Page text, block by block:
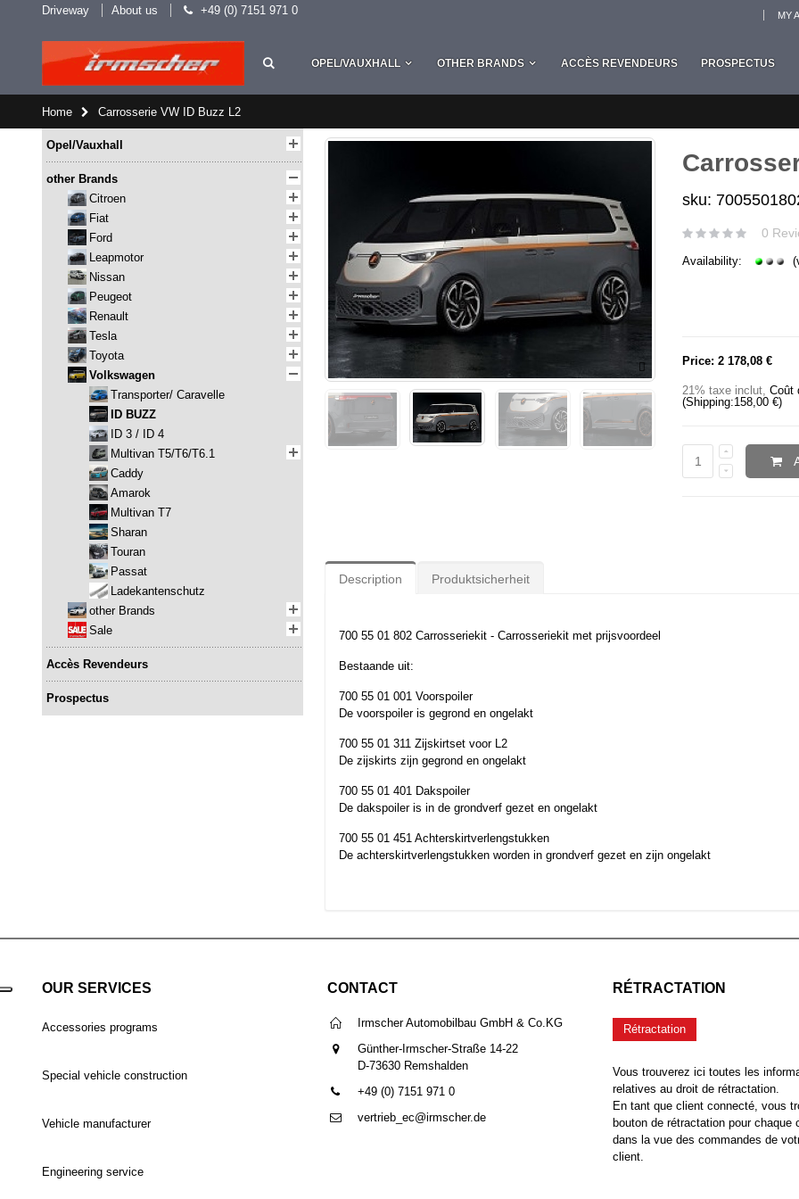
Driveway About us +49 (0) 7151 971 0 MY
OPEL/VAUXHALL OTHER BRANDS ACCÈS REVENDEURS PROSPECTUS
Home Carrosserie VW ID Buzz L2
sku:
0
Availability:
Price: 2 178,08 €
21% taxe inclut,Coût
(Shipping:158,00 €)
Description Produktsicherheit
700 55 01 802 Carrosseriekit - Carrosseriekit met prijsvoordeel
Bestaande uit:
700 55 01 001 Voorspoiler
De voorspoiler is gegrond en ongelakt
700 55 01 311 Zijskirtset voor L2
De zijskirts zijn gegrond en ongelakt
700 55 01 401 Dakspoiler
De dakspoiler is in de grondverf gezet en ongelakt
700 55 01 451 Achterskirtverlengstukken
De achterskirtverlengstukken worden in grondverf gezet en zijn ongelakt
Opel/Vauxhall
other Brands
Citroen
Fiat
Ford
Leapmotor
Nissan
Peugeot
Renault
Tesla
Toyota
Volkswagen
Transporter/ Caravelle
ID BUZZ
ID 3 / ID 4
Multivan T5/T6/T6.1
Caddy
Amarok
Multivan T7
Sharan
Touran
Passat
Ladekantenschutz
other Brands
Sale
Accès Revendeurs
Prospectus
OUR SERVICES
Accessories programs
Special vehicle construction
Vehicle manufacturer
Engineering service
CONTACT
Irmscher Automobilbau GmbH & Co.KG
Günther-Irmscher-Straße 14-22
D-73630 Remshalden
+49 (0) 7151 971 0
vertrieb_ec@irmscher.de
RÉTRACTATION
Rétractation
Vous trouverez ici toutes les
relatives au droit de rétractation.
En tant que client connecté, vous
bouton de rétractation pour chaque
dans la vue des commandes de
client.